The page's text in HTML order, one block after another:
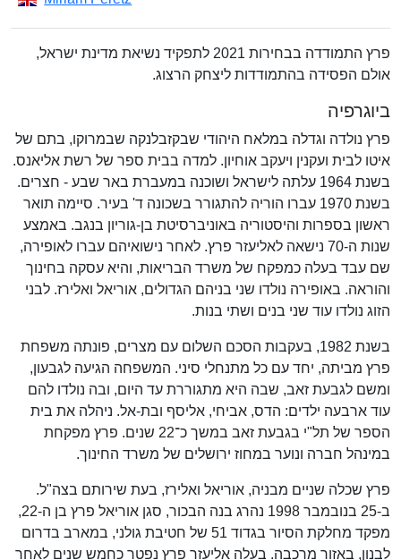
פרץ התמודדה בבחירות 2021 לתפקיד נשיאת מדינת ישראל,
אולם הפסידה בהתמודדות ליצחק הרצוג.
ביוגרפיה
פרץ נולדה וגדלה במלאח היהודי שבקזבלנקה שבמרוקו, בתם של
איטו לבית ועקנין ויעקב אוחיון. למדה בבית ספר של רשת אליאנס.
בשנת 1964 עלתה לישראל ושוכנה במעברת באר שבע - חצרים.
בשנת 1970 עברו הוריה להתגורר בשכונה ד' בעיר. סיימה תואר
ראשון בספרות והיסטוריה באוניברסיטת בן-גוריון בנגב. באמצע
שנות ה-70 נישאה לאליעזר פרץ. לאחר נישואיהם עברו לאופירה,
שם עבד בעלה כמפקח של משרד הבריאות, והיא עסקה בחינוך
והוראה. באופירה נולדו שני בניהם הגדולים, אוריאל ואלירז. לבני
הזוג נולדו עוד שני בנים ושתי בנות.
בשנת 1982, בעקבות הסכם השלום עם מצרים, פונתה משפחת
פרץ מביתה, יחד עם כל מתנחלי סיני. המשפחה הגיעה לגבעון,
ומשם לגבעת זאב, שבה היא מתגוררת עד היום, ובה נולדו להם
עוד ארבעה ילדים: הדס, אביחי, אליסף ובת-אל. ניהלה את בית
הספר של תל"י בגבעת זאב במשך כ־22 שנים. פרץ מפקחת
במינהל חברה ונוער במחוז ירושלים של משרד החינוך.
פרץ שכלה שניים מבניה, אוריאל ואלירז, בעת שירותם בצה"ל.
ב-25 בנובמבר 1998 נהרג בנה הבכור, סגן אוריאל פרץ בן ה-22,
מפקד מחלקת הסיור בגדוד 51 של חטיבת גולני, במארב בדרום
לבנון, באזור מרכבה. בעלה אליעזר פרץ נפטר כחמש שנים לאחר